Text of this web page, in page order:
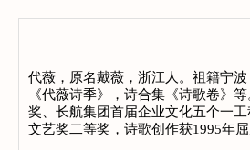
代薇，原名戴薇，浙江人。祖籍宁
《代薇诗季》，诗合集《诗歌卷》
奖、长航集团首届企业文化五个一
文艺奖二等奖，诗歌创作获1995年屈